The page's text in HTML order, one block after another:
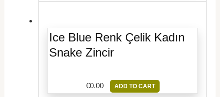
Ice Blue Renk Çelik Kadın
Snake Zincir
€0.00 ADD TO CART